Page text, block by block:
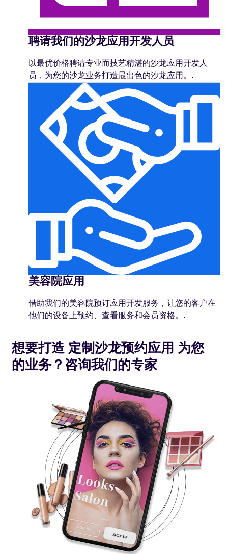
聘请我们的沙龙应用开发人员
以最优价格聘请专业而技艺精湛的沙龙应用开发人
员，为您的沙龙业务打造最出色的沙龙应用。.
美容院应用
借助我们的美容院预订应用开发服务，让您的客户在
他们的设备上预约、查看服务和会员资格。.
想要打造 定制沙龙预约应用 为您
的业务？咨询我们的专家